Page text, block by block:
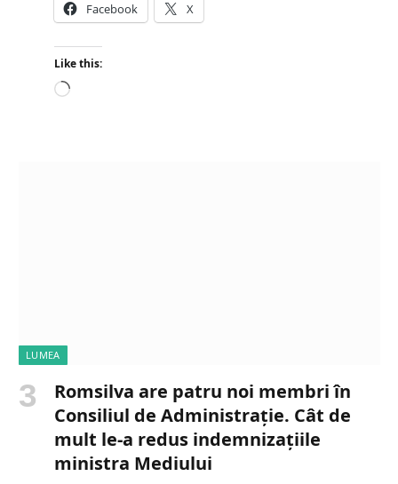
Facebook X
Like this:
L
LUMEA
Romsilva are patru noi membri în
Consiliul de Administrație. Cât de
mult le-a redus indemnizațiile
ministra Mediului